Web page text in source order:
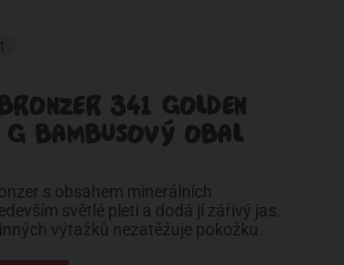
341 GOLDEN
BAMBUSOVÝ OBAL
s obsahem minerálních
světlé pleti a dodá jí zářivý jas.
výtažků nezatěžuje pokožku.